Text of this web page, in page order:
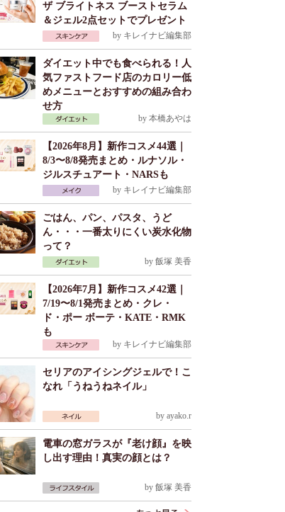
ザ ブライトネス ブーストセラム
＆ジェル2点セットでプレゼント
by キレイナビ編集部
ダイエット中でも食べられる！人
気ファストフード店のカロリー低
めメニューとおすすめの組み合わ
せ方
by 本橋あやは
【2026年8月】新作コスメ44選｜
8/3〜8/8発売まとめ・ルナソル・
ジルスチュアート・NARSも
by キレイナビ編集部
ごはん、パン、パスタ、うど
ん・・・一番太りにくい炭水化物
って？
by 飯塚 美香
【2026年7月】新作コスメ42選｜
7/19〜8/1発売まとめ・クレ・
ド・ポー ボーテ・KATE・RMK
も
by キレイナビ編集部
セリアのアイシングジェルで！こ
なれ「うねうねネイル」
by ayako.r
電車の窓ガラスが『老け顔』を映
し出す理由！真実の顔とは？
by 飯塚 美香